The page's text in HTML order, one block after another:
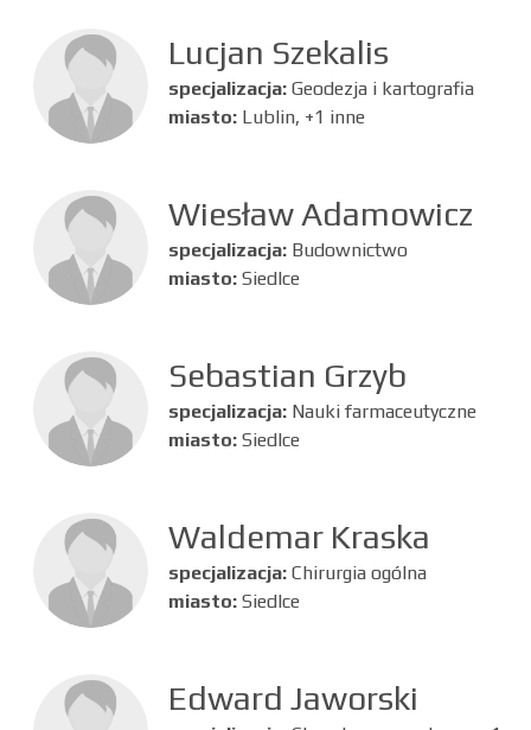
Lucjan Szekalis
specjalizacja: Geodezja i kartografia
miasto: Lublin, +1 inne
Wiesław Adamowicz
specjalizacja: Budownictwo
miasto: Siedlce
Sebastian Grzyb
specjalizacja: Nauki farmaceutyczne
miasto: Siedlce
Waldemar Kraska
specjalizacja: Chirurgia ogólna
miasto: Siedlce
Edward Jaworski